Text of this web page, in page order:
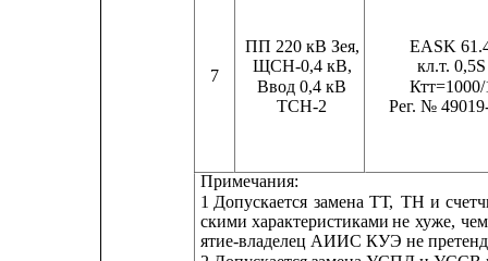
7
ПП 220 кВ Зея,
ЩСН-0,4 кВ,
Ввод 0,4 кВ
ТСН-2
EASK
кл.т. 0,5S
Ктт=1000/
Рег. №
Примечания:
1 Допускается замена ТТ, ТН и
скими характеристиками не хуже, чем
ятие-владелец АИИС КУЭ не